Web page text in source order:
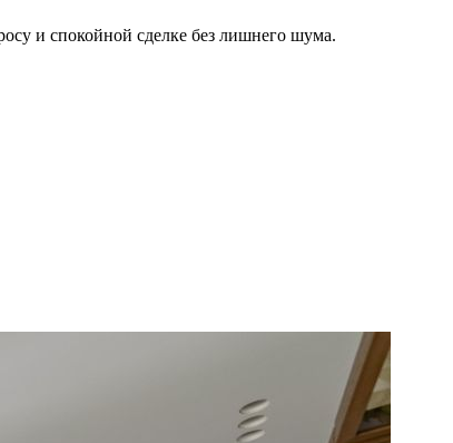
и спокойной сделке без лишнего шума.